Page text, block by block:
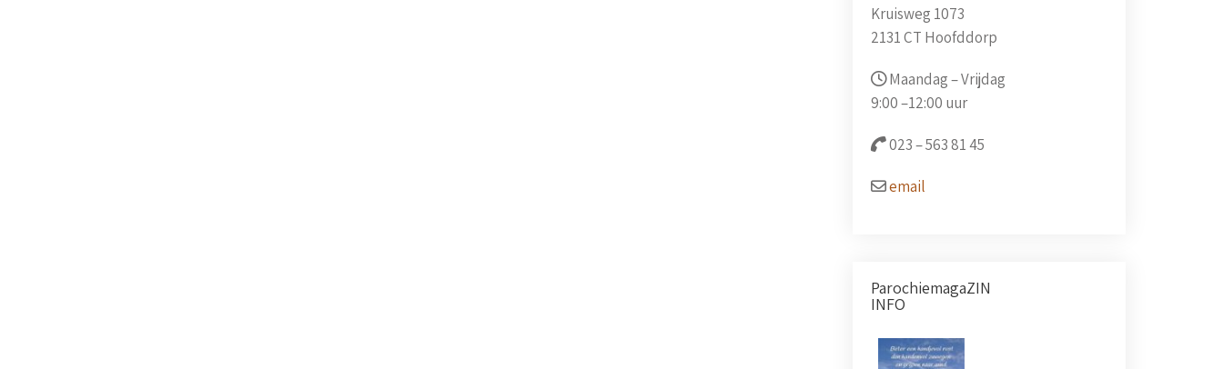
Kruisweg 1073
2131 CT Hoofddorp
Maandag – Vrijdag
9:00 –12:00 uur
023 –563 81 45
email
ParochiemagaZIN
INFO